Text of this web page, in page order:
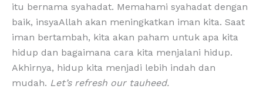
itu bernama syahadat. Memahami syahadat dengan
baik, insyaAllah akan meningkatkan iman kita. Saat
iman bertambah, kita akan paham untuk apa kita
hidup dan bagaimana cara kita menjalani hidup.
Akhirnya, hidup kita menjadi lebih indah dan
mudah. Let’s refresh our tauheed.